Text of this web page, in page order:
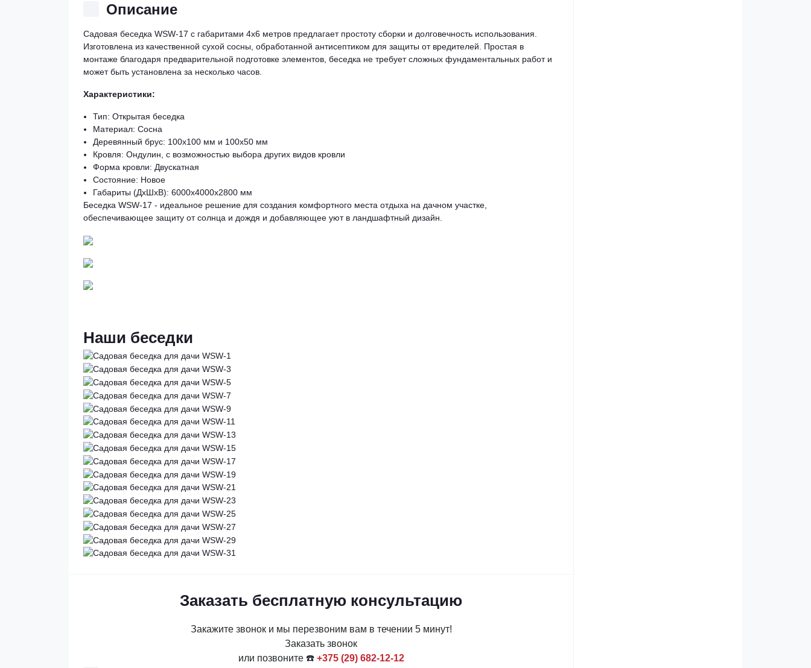
Описание
Садовая беседка WSW-17 с габаритами 4х6 метров предлагает простоту сборки и долговечность использования.
Изготовлена из качественной сухой сосны, обработанной антисептиком для защиты от вредителей. Простая в
монтаже благодаря предварительной подготовке элементов, беседка не требует сложных фундаментальных работ и
может быть установлена за несколько часов.
Характеристики:
Тип: Открытая беседка
Материал: Сосна
Деревянный брус: 100x100 мм и 100x50 мм
Кровля: Ондулин, с возможностью выбора других видов кровли
Форма кровли: Двускатная
Состояние: Новое
Габариты (ДхШхВ): 6000x4000x2800 мм
Беседка WSW-17 - идеальное решение для создания комфортного места отдыха на дачном участке,
обеспечивающее защиту от солнца и дождя и добавляющее уют в ландшафтный дизайн.
Наши беседки
Заказать бесплатную консультацию
Закажите звонок и мы перезвоним вам в течении 5 минут!
Заказать звонок
или позвоните ☎️ +375 (29) 682-12-12